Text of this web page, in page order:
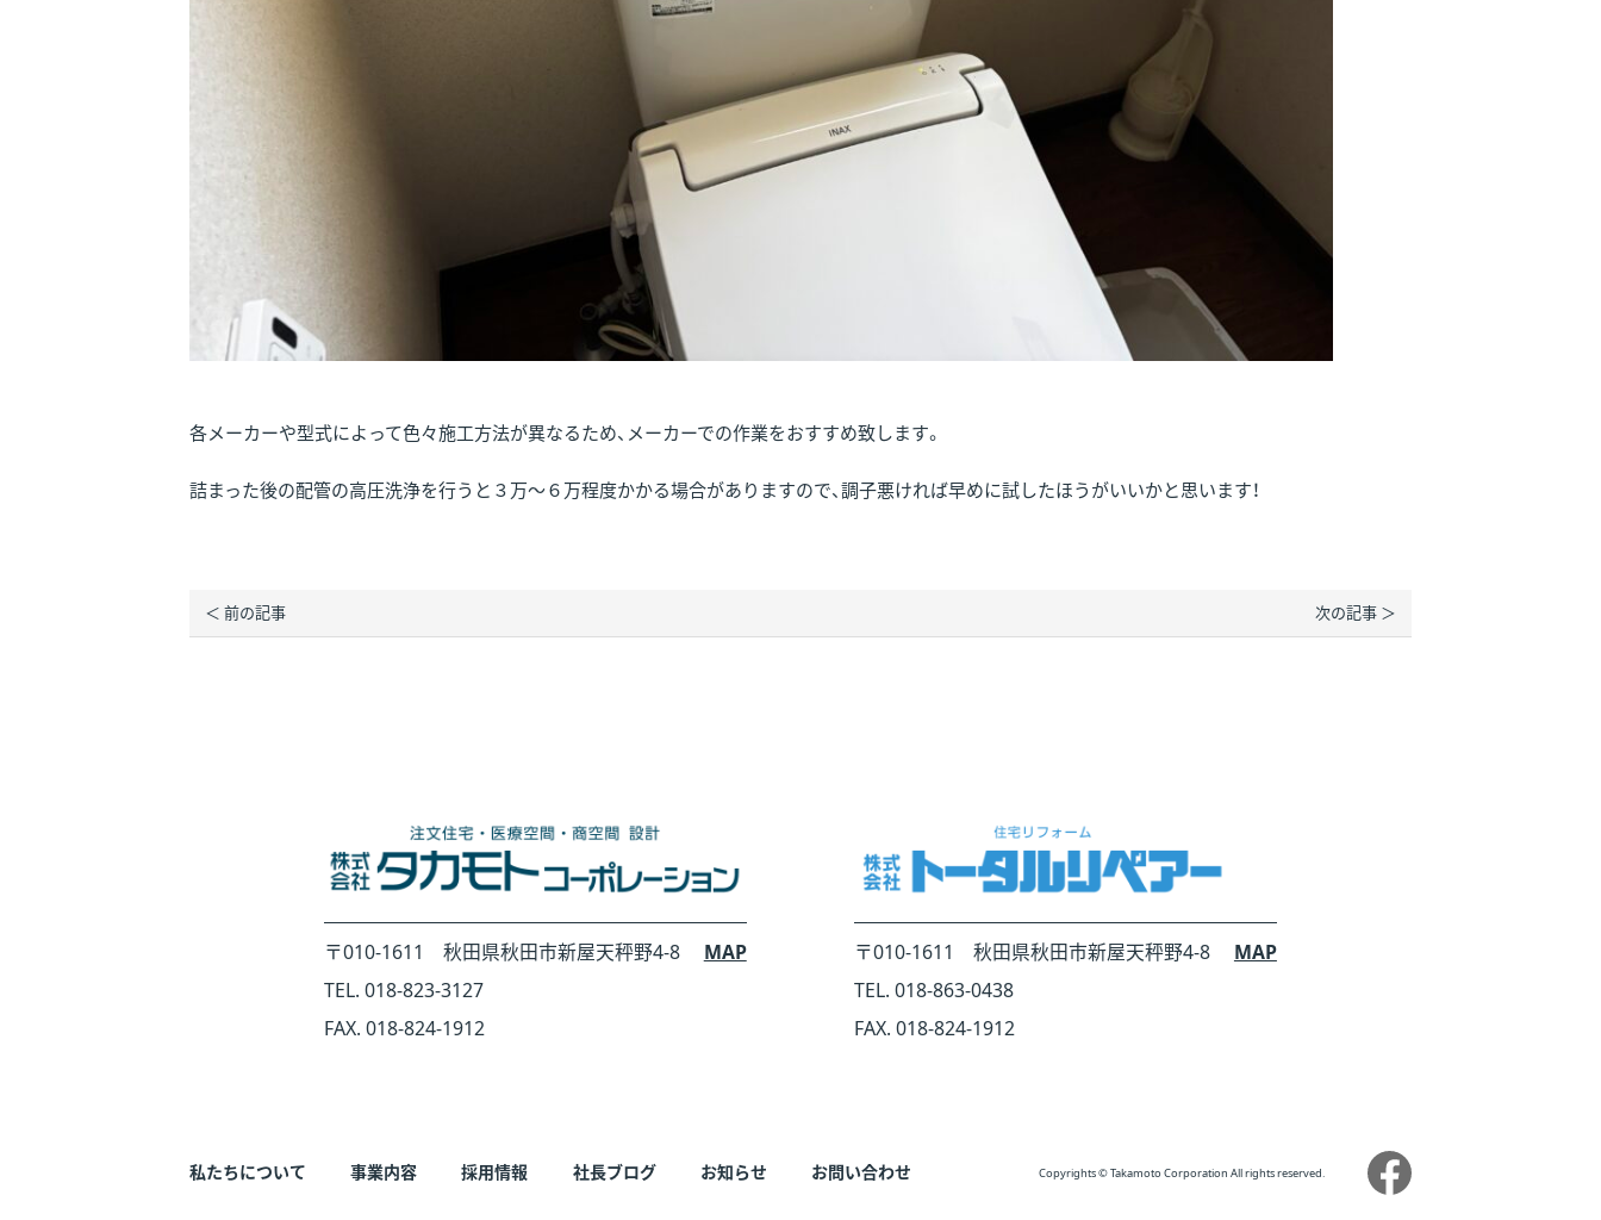
各メーカーや型式によって色々施工方法が異なるため、メーカーでの作業をおすすめ致します。
詰まった後の配管の高圧洗浄を行うと３万〜６万程度かかる場合がありますので、調子悪ければ早めに試したほうがいいかと思います！
＜ 前の記事 次の記事 ＞
〒010-1611 秋田県秋田市新屋天秤野4-8
MAP
TEL. 018-823-3127
FAX. 018-824-1912
〒010-1611 秋田県秋田市新屋天秤野4-8
MAP
TEL. 018-863-0438
FAX. 018-824-1912
私たちについて 事業内容 採用情報 社長ブログ お知らせ お問い合わせ Copyrights © Takamoto Corporation All rights reserved.